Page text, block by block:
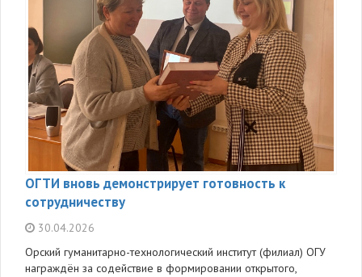
ОГТИ вновь демонстрирует готовность к
сотрудничеству
30.04.2026
Орский гуманитарно-технологический институт (филиал) ОГУ
награждён за содействие в формировании открытого,